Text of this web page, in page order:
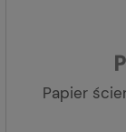
Papier